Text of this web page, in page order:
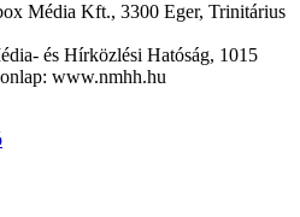
Média Kft., 3300 Eger, Trinitárius
és Hírközlési Hatóság, 1015
www.nmhh.hu